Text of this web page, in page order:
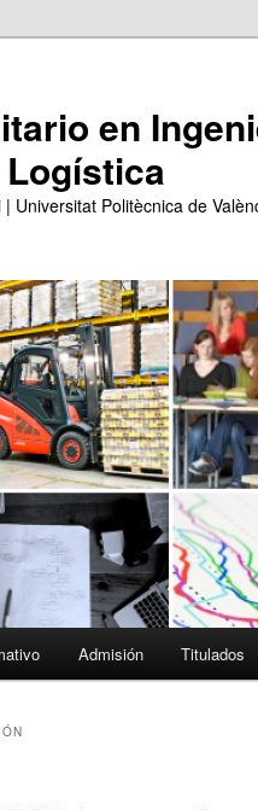
en
Universitat Politècnica de
Admisión Titulados